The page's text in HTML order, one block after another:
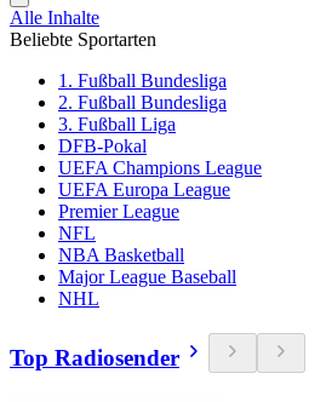
Alle Inhalte
Beliebte Sportarten
1. Fußball Bundesliga
2. Fußball Bundesliga
3. Fußball Liga
DFB-Pokal
UEFA Champions League
UEFA Europa League
Premier League
NFL
NBA Basketball
Major League Baseball
NHL
Top Radiosender